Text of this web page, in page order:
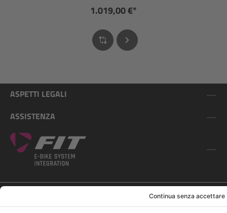
1.019,00 €*
ASPETTI LEGALI
ASSISTENZA